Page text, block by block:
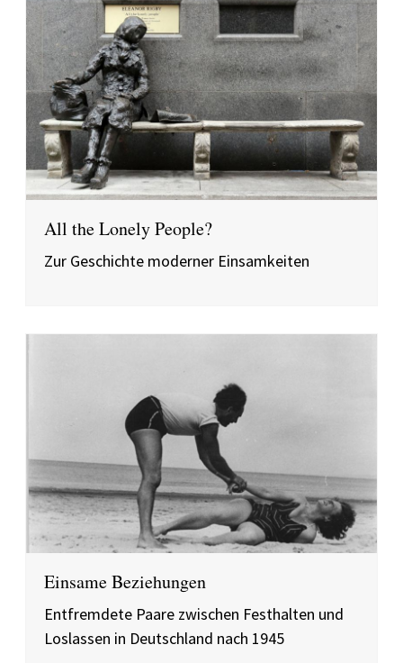
All the Lonely People?
Zur Geschichte moderner Einsamkeiten
Einsame Beziehungen
Entfremdete Paare zwischen Festhalten und
Loslassen in Deutschland nach 1945